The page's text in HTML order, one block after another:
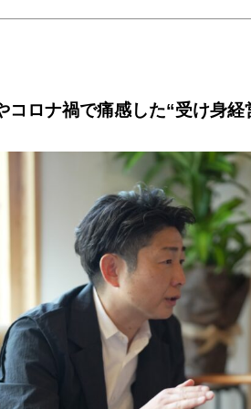
コロナ禍で痛感した“受け身経